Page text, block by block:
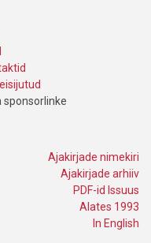
sponsorlinke
Ajakirjade nimekiri
Ajakirjade arhiiv
PDF-id Issuus
Alates 1993
In English